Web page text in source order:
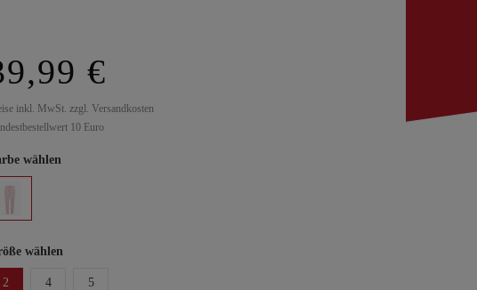
€
inkl. MwSt. zzgl. Versandkosten
10 Euro
wählen
wählen
2 4 5